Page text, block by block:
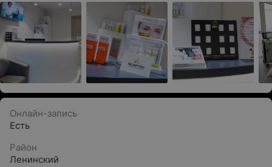
Онлайн-запись
Есть
Район
Ленинский